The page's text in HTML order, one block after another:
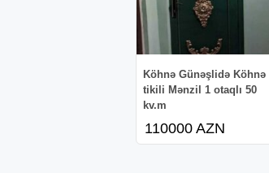
Köhnə Günəşlidə Köhnə
tikili Mənzil 1 otaqlı 50
kv.m
110000 AZN